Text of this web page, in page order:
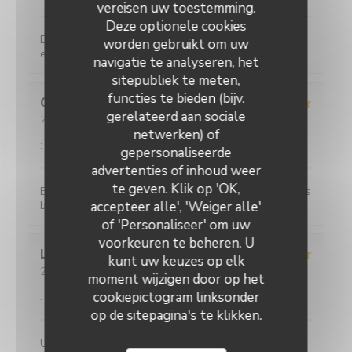
vereisen uw toestemming.
Deze optionele cookies
worden gebruikt om uw
navigatie te analyseren, het
sitepubliek te meten,
functies te bieden (bijv.
gerelateerd aan sociale
netwerken) of
gepersonaliseerde
advertenties of inhoud weer
te geven. Klik op 'OK,
accepteer alle', 'Weiger alle'
of 'Personaliseer' om uw
voorkeuren te beheren. U
kunt uw keuzes op elk
moment wijzigen door op het
cookiepictogram linksonder
op de sitepagina's te klikken.
Bon accueil, bons produits, nous avons passé un
excellent moment!
Clara
2026-08-05
- 13:00 - Gasten 2
Atmosfeer:5/5 Keuken:
:
Excellente restaurant, plats très copieux, avec un très
bon rapport qualité prix je recommande !
Lucrece
2026-08-04
- 19:30 - Gasten 4
5/5 Atmosfeer:5/5 Keuken: 5/5 Kwaliteit / Prijs
:
Un service efficace, des crêpes délicieuses aux